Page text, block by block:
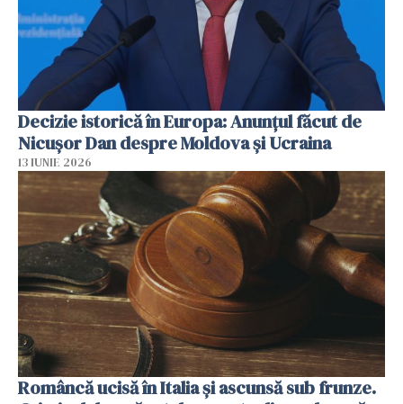
Decizie istorică în Europa: Anunțul făcut de
Nicușor Dan despre Moldova și Ucraina
13 IUNIE 2026
Româncă ucisă în Italia și ascunsă sub frunze.